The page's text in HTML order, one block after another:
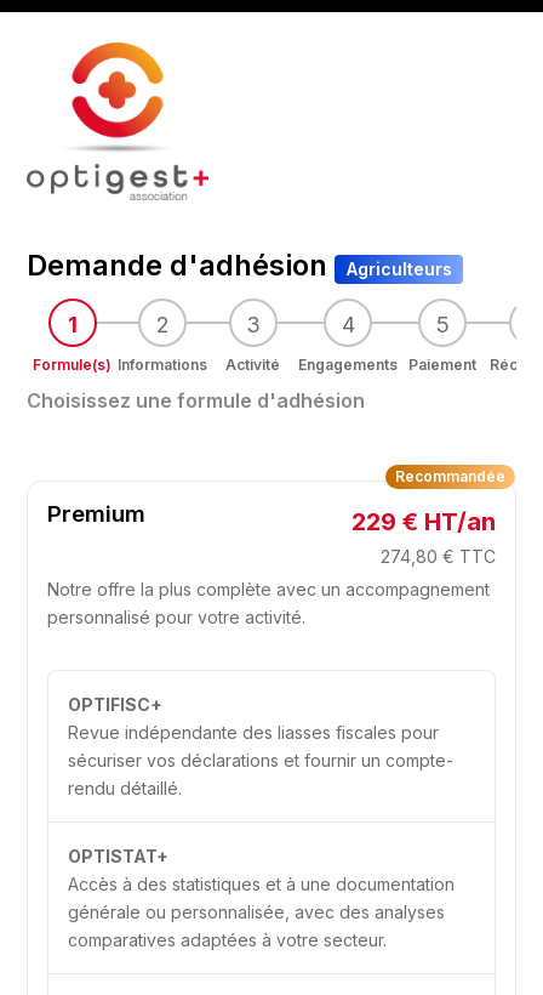
Demande d'adhésion Agriculteurs
1
Formule(s)
2
Informations
3
Activité
4
Engagements
5
Paiement
Choisissez une formule d'adhésion
Recommandée
Premium 229 € HT/an
274,80 € TTC
Notre offre la plus complète avec un accompagnement
personnalisé pour votre activité.
OPTIFISC+
Revue indépendante des liasses fiscales pour
sécuriser vos déclarations et fournir un compte-
rendu détaillé.
OPTISTAT+
Accès à des statistiques et à une documentation
générale ou personnalisée, avec des analyses
comparatives adaptées à votre secteur.